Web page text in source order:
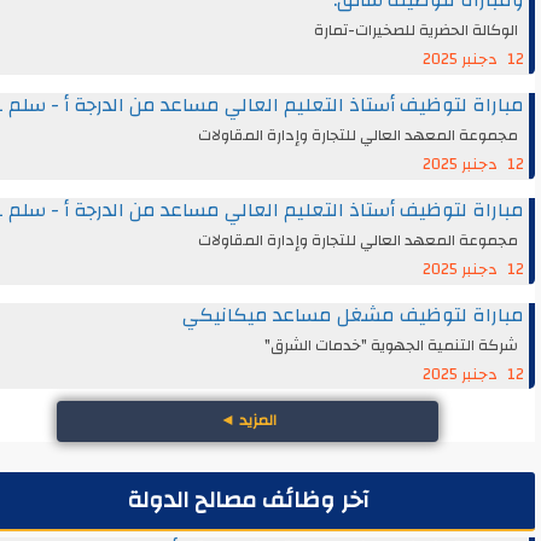
الحضرية للصخيرات-تمارة
لتوظيف أستاذ التعليم العالي مساعد من الدرجة أ - سلم 11
المعهد العالي للتجارة وإدارة المقاولات
لتوظيف أستاذ التعليم العالي مساعد من الدرجة أ - سلم 11
المعهد العالي للتجارة وإدارة المقاولات
لتوظيف مشغل مساعد ميكانيكي
التنمية الجهوية "خدمات الشرق"
◄
آخر وظائف مصالح الدولة